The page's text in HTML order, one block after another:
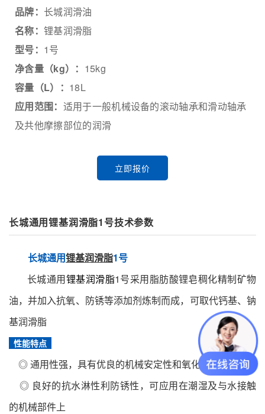
品牌： 长城润滑油
名称： 锂基润滑脂
型号： 1号
净含量（kg）： 15kg
容量（L）： 18L
应用范围： 适用于一般机械设备的滚动轴承和滑动轴承
及共他摩擦部位的润滑
立即报价
长城通用锂基润滑脂1号技术参数
长城通用锂基润滑脂1号
长城通用锂基润滑脂1号采用脂肪酸锂皂稠化精制矿物
油，并加入抗氧、防锈等添加剂炼制而成，可取代钙基、钠
基润滑脂
性能特点
◎ 通用性强，具有优良的机械安定性和氧化安定性
◎ 良好的抗水淋性利防锈性，可应用在潮湿及与水接触
的机械部件上